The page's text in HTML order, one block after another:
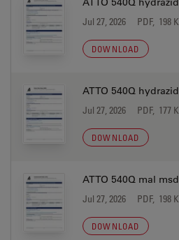
Jul 27, 2026 PDF, 198
DOWNLOAD
ATTO 540Q
Jul 27, 2026 PDF, 177
DOWNLOAD
ATTO 540Q mal
Jul 27, 2026 PDF, 198
DOWNLOAD